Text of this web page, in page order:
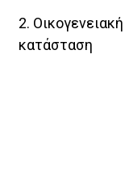
2. Οικογενειακή
κατάσταση